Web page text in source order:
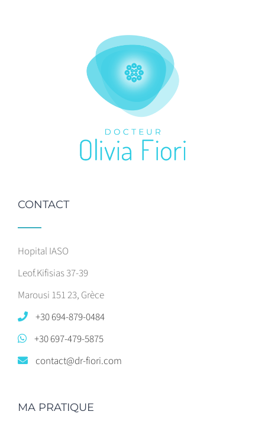
CONTACT
Hopital IASO
Leof.Kifisias 37-39
Marousi 151 23, Grèce
+30 694-879-0484
+30 697-479-5875
contact@dr-fiori.com
MA PRATIQUE